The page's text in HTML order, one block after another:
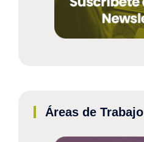
Áreas de Trabajo